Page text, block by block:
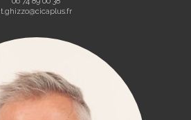
t.ghizzo@cicaplus.fr